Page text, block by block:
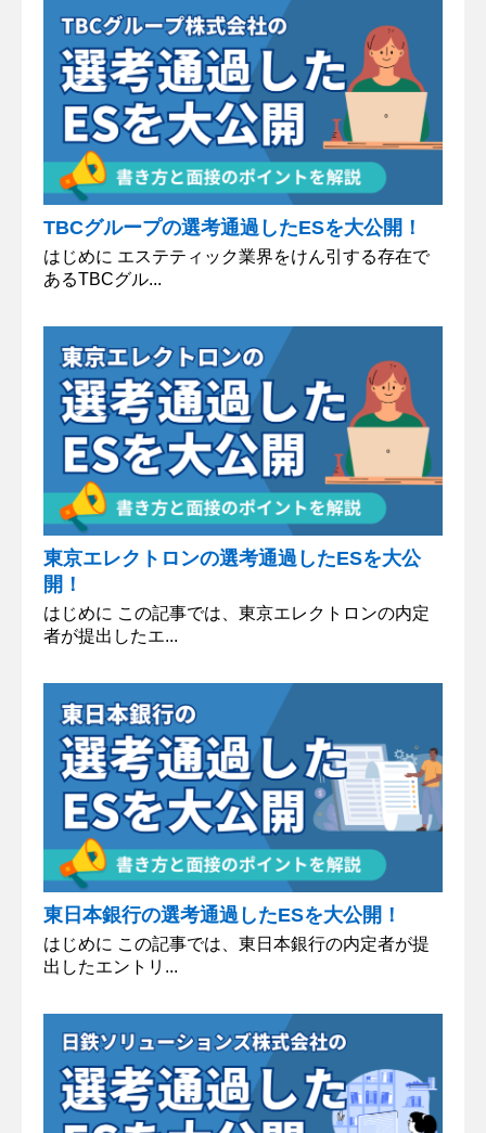
TBCグループの選考通過したESを大公開！
はじめに エステティック業界をけん引する存在で
あるTBCグル...
東京エレクトロンの選考通過したESを大公
開！
はじめに この記事では、東京エレクトロンの内定
者が提出したエ...
東日本銀行の選考通過したESを大公開！
はじめに この記事では、東日本銀行の内定者が提
出したエントリ...